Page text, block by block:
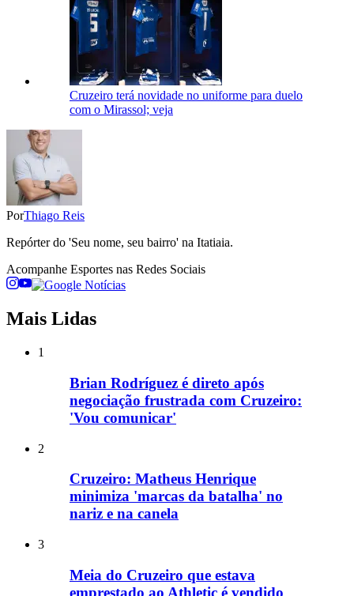
Cruzeiro terá novidade no uniforme para duelo
com o Mirassol; veja
PorThiago Reis
Repórter do 'Seu nome, seu bairro' na Itatiaia.
Acompanhe Esportes nas Redes Sociais
Mais Lidas
1
Brian Rodríguez é direto após
negociação frustrada com Cruzeiro:
'Vou comunicar'
2
Cruzeiro: Matheus Henrique
minimiza 'marcas da batalha' no
nariz e na canela
3
Meia do Cruzeiro que estava
emprestado ao Athletic é vendido